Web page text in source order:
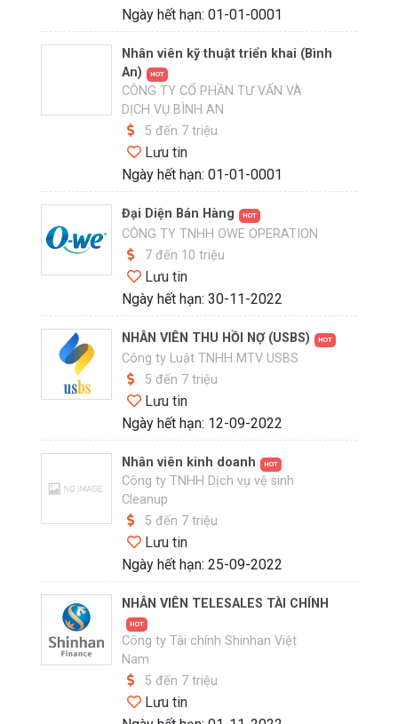
Ngày hết hạn: 01-01-0001
Nhân viên kỹ thuật triển khai (Bình
An)
HOT
CÔNG TY CỔ PHẦN TƯ VẤN VÀ
DỊCH VỤ BÌNH AN
5 đến 7 triệu
Lưu tin
Ngày hết hạn: 01-01-0001
Đại Diện Bán Hàng HOT
CÔNG TY TNHH OWE OPERATION
7 đến 10 triệu
Lưu tin
Ngày hết hạn: 30-11-2022
NHÂN VIÊN THU HỒI NỢ (USBS) HOT
Công ty Luật TNHH MTV USBS
5 đến 7 triệu
Lưu tin
Ngày hết hạn: 12-09-2022
Nhân viên kinh doanh HOT
Công ty TNHH Dịch vụ vệ sinh
Cleanup
5 đến 7 triệu
Lưu tin
Ngày hết hạn: 25-09-2022
NHÂN VIÊN TELESALES TÀI CHÍNH
HOT
Công ty Tài chính Shinhan Việt
Nam
5 đến 7 triệu
Lưu tin